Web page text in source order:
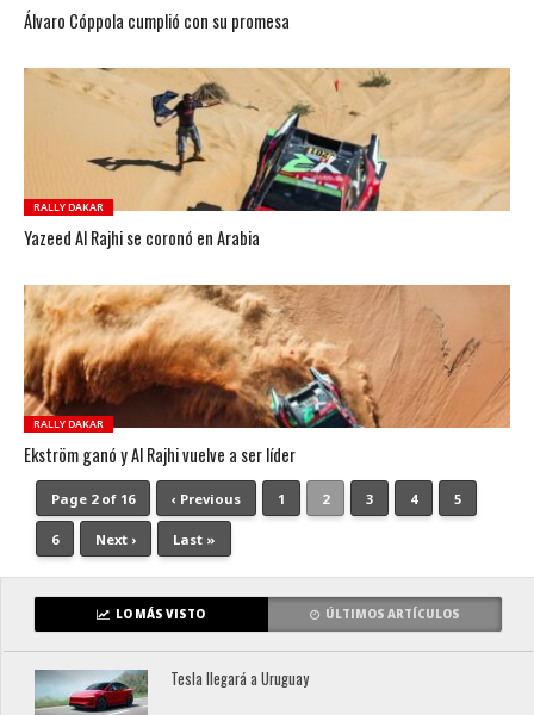
Álvaro Cóppola cumplió con su promesa
RALLY DAKAR
Yazeed Al Rajhi se coronó en Arabia
RALLY DAKAR
Ekström ganó y Al Rajhi vuelve a ser líder
Page 2 of 16 ‹ Previous 1 2 3 4 5
6 Next › Last »
LO MÁS VISTO ÚLTIMOS ARTÍCULOS
Tesla llegará a Uruguay